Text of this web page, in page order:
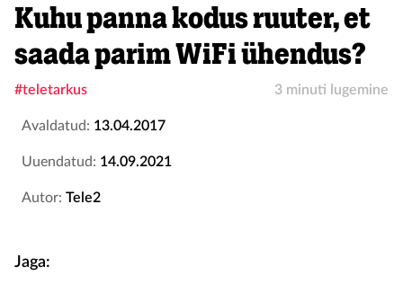
Kuhu panna kodus ruuter, et
saada parim WiFi ühendus?
#teletarkus 3 minuti lugemine
Avaldatud: 13.04.2017
Uuendatud: 14.09.2021
Autor: Tele2
Jaga: